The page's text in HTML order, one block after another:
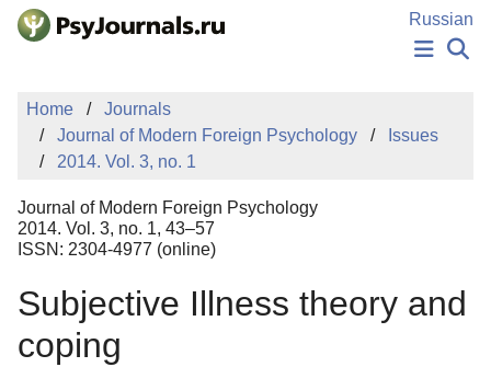
Skip to Main Content
Russian
PUBLICATIONS
AUTHORS
MANUSCRIPT SUBMISSION
EDITOR'S CHOICE
Sign Up
Home
Journals
Journal of Modern Foreign Psychology
Issues
2014. Vol. 3, no. 1
Journal of Modern Foreign Psychology
2014. Vol. 3, no. 1, 43–57
ISSN: 2304-4977 (online)
Subjective Illness theory and
coping